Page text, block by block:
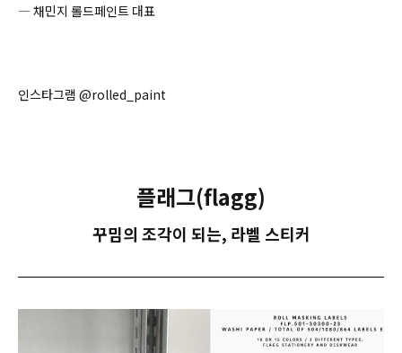
― 채민지 롤드페인트 대표
인스타그램 @rolled_paint
플래그(flagg)
꾸밈의 조각이 되는, 라벨 스티커